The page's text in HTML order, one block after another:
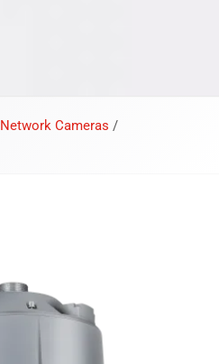
Network Cameras /